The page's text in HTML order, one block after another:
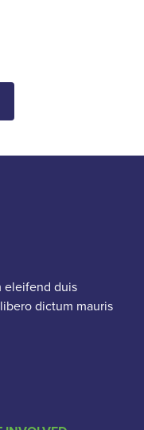
eleifend duis
dictum mauris